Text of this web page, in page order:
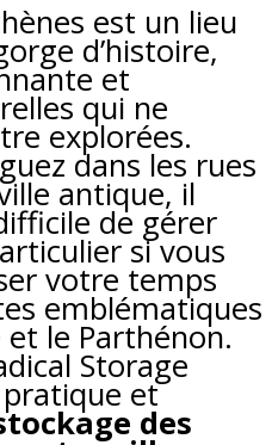
est un lieu
d’histoire,
et
qui ne
explorées.
dans les rues
antique, il
de gérer
si vous
votre temps
emblématiques
et le Parthénon.
Storage
et
des